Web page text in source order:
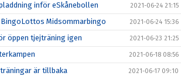
inför eSkånebollen 2021-06-24 21:15
BingoLottos Midsommarbingo 2021-06-24 15:36
öppen tjejträning igen 2021-06-23 21:25
2021-06-18 08:56
är tillbaka 2021-06-17 09:10